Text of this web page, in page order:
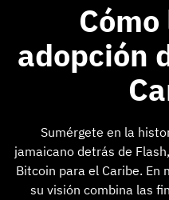
adopción
Sumérgete en la
jamaicano detrás de
Bitcoin para el Caribe. En
su visión combina las